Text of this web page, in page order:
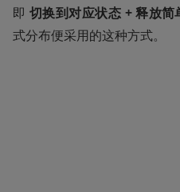
即 切换到对应状态 + 释放简
式分布便采用的这种方式。